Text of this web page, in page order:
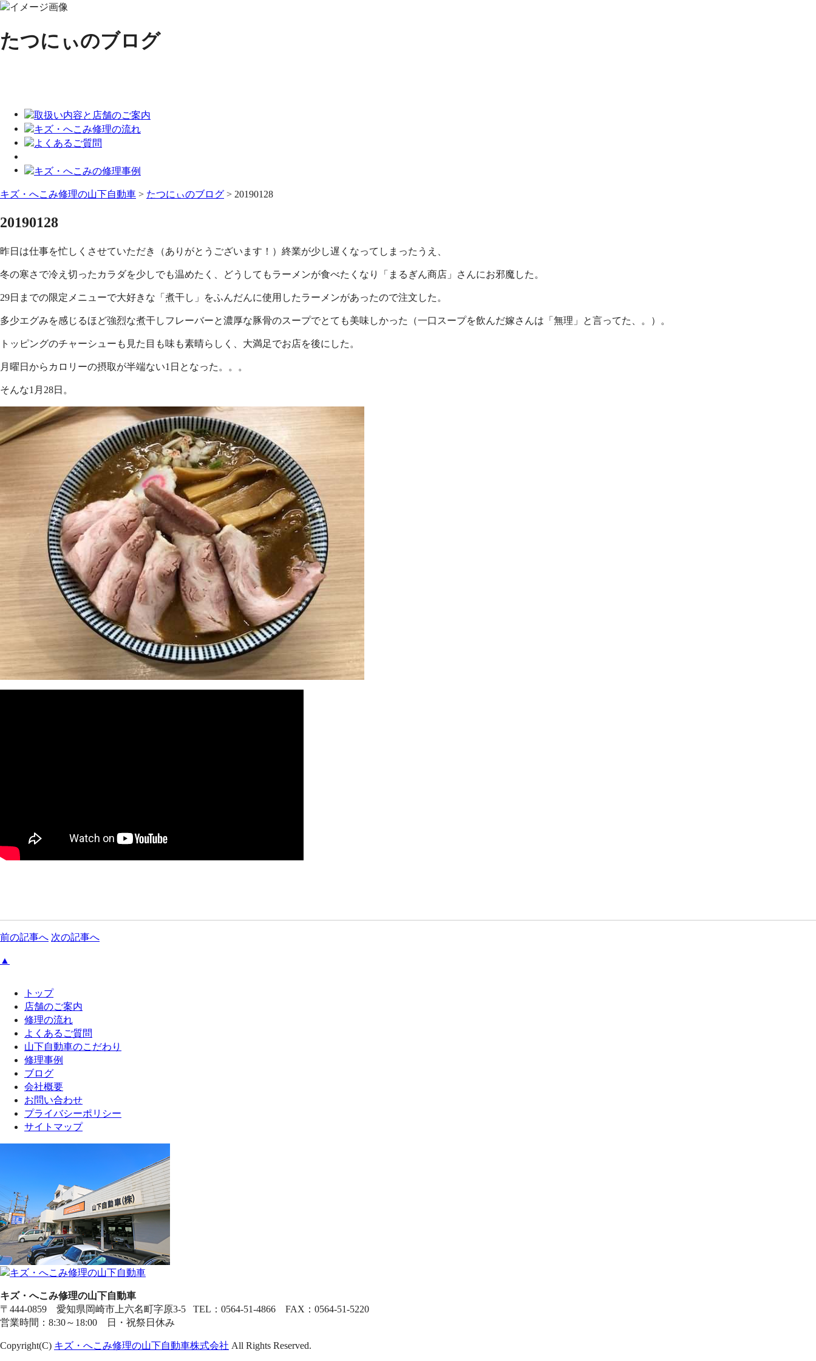
たつにぃのブログ
キズ・へこみ修理の山下自動車 > たつにぃのブログ > 20190128
20190128
昨日は仕事を忙しくさせていただき（ありがとうございます！）終業が少し遅くなってしまったうえ、
冬の寒さで冷え切ったカラダを少しでも温めたく、どうしてもラーメンが食べたくなり「まるぎん商店」さんにお邪魔した。
29日までの限定メニューで大好きな「煮干し」をふんだんに使用したラーメンがあったので注文した。
多少エグみを感じるほど強烈な煮干しフレーバーと濃厚な豚骨のスープでとても美味しかった（一口スープを飲んだ嫁さんは「無理」と言ってた、。）。
トッピングのチャーシューも見た目も味も素晴らしく、大満足でお店を後にした。
月曜日からカロリーの摂取が半端ない1日となった。。。
そんな1月28日。
前の記事へ 次の記事へ
▲
トップ
店舗のご案内
修理の流れ
よくあるご質問
山下自動車のこだわり
修理事例
ブログ
会社概要
お問い合わせ
プライバシーポリシー
サイトマップ
キズ・へこみ修理の山下自動車
〒444-0859 愛知県岡崎市上六名町字原3-5 TEL：0564-51-4866 FAX：0564-51-5220
営業時間：8:30～18:00 日・祝祭日休み
Copyright(C) キズ・へこみ修理の山下自動車株式会社 All Rights Reserved.